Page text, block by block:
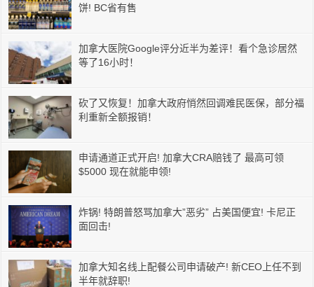
饼! BC省有售
加拿大医院Google评分近半为差评！看个急诊居然
等了16小时！
砍了又恢复！加拿大政府悄然回调难民医保，部分福
利重新全额报销！
申请通道正式开启! 加拿大CRA赔钱了 最高可领
$5000 现在就能申领!
炸锅! 特朗普怒骂加拿大”恶劣” 占美国便宜! 卡尼正
面回击!
加拿大知名线上配餐公司申请破产! 新CEO上任不到
半年就辞职!